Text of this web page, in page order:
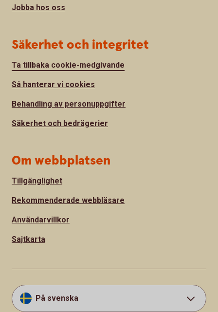
Jobba hos oss
Säkerhet och integritet
Ta tillbaka cookie-medgivande
Så hanterar vi cookies
Behandling av personuppgifter
Säkerhet och bedrägerier
Om webbplatsen
Tillgänglighet
Rekommenderade webbläsare
Användarvillkor
Sajtkarta
På svenska